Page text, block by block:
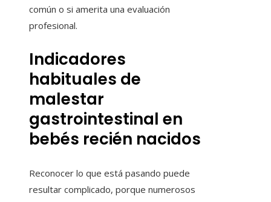
común o si amerita una evaluación
profesional.
Indicadores
habituales de
malestar
gastrointestinal en
bebés recién nacidos
Reconocer lo que está pasando puede
resultar complicado, porque numerosos